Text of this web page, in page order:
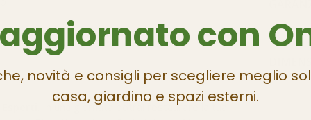
. In una giornata potrai restaurare la tua
con
novità e consigli per scegliere meglio
casa, giardino e spazi esterni.